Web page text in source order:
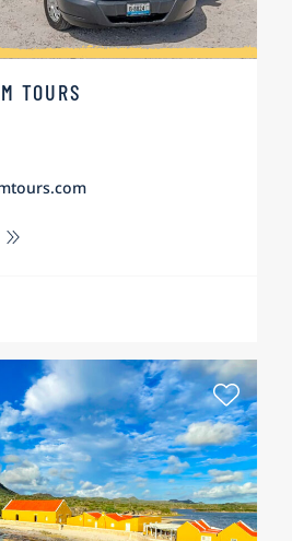
TOURS
ÜBER BONAIRE CUSTOM TOURS
Als